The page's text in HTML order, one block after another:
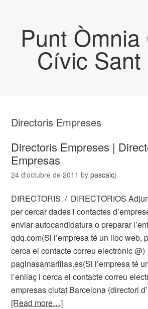
Punt Òmnia
Cívic Sant
Directoris Empreses
Directoris Empreses |
Empresas
24 d'octubre de 2011 bypascalcj
DIRECTORIS / DIRECTORIOS
per cercar dades i contactes
enviar autocandidatura o preparar
qdq.com(Si l’empresa té un lloc web,
cerca el contacte correu electrònic @)
paginasamarillas.es(Si l’empresa té
l’enllaç i cerca el contacte correu
empresas ciutat Barcelona (directori
[Read more…]